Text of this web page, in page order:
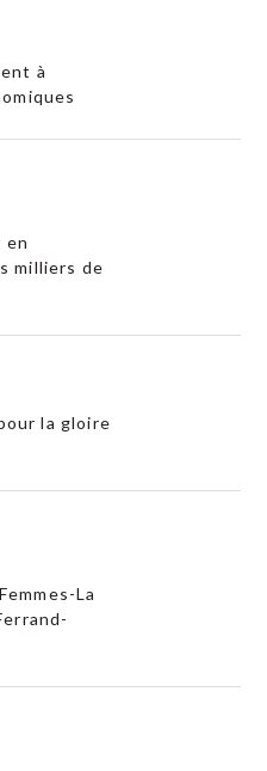
à
en
milliers de
la gloire
La